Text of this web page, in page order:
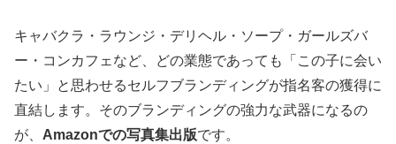
キャバクラ・ラウンジ・デリヘル・ソープ・ガールズバ
ー・コンカフェなど、どの業態であっても「この子に会い
たい」と思わせるセルフブランディングが指名客の獲得に
直結します。そのブランディングの強力な武器になるの
が、 Amazonでの写真集出版です。